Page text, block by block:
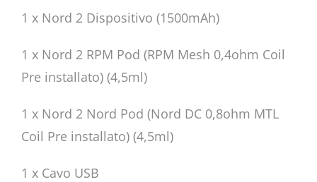
1 x Nord 2 Dispositivo (1500mAh)
1 x Nord 2 RPM Pod (RPM Mesh 0,4ohm Coil
Pre installato) (4,5ml)
1 x Nord 2 Nord Pod (Nord DC 0,8ohm MTL
Coil Pre installato) (4,5ml)
1 x Cavo USB